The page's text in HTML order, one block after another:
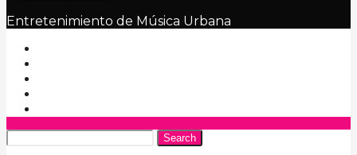
Entretenimiento de Música Urbana
Search